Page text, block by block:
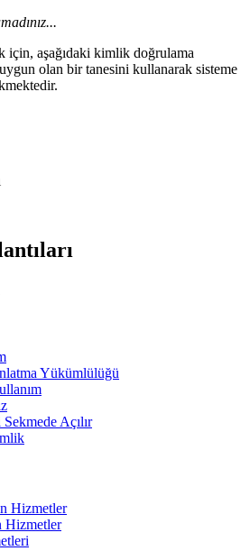
için, aşağıdaki kimlik doğrulama
olan bir tanesini kullanarak sisteme
Yükümlülüğü
Açılır
Hizmetler
Hizmetler